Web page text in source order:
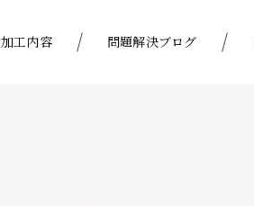
加工内容 問題解決ブログ